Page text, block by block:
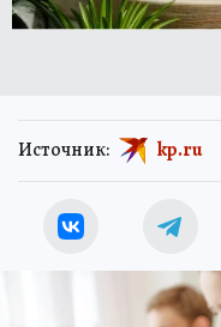
Источник: kp.ru